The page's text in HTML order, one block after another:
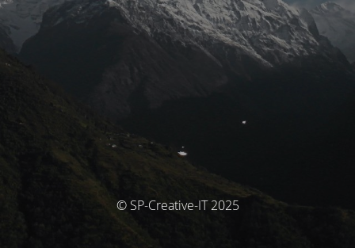
© SP-Creative-IT 2025